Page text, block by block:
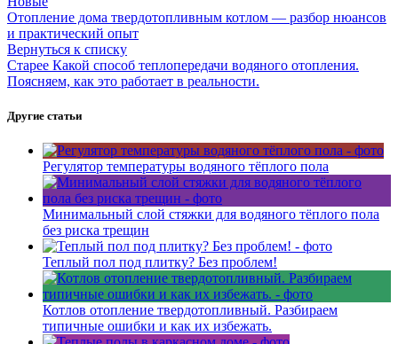
Отопление дома твердотопливным котлом — разбор нюансов
и практический опыт
Вернуться к списку
Старее Какой способ теплопередачи водяного отопления.
Поясняем, как это работает в реальности.
Другие статьи
Регулятор температуры водяного тёплого пола
Минимальный слой стяжки для водяного тёплого пола
без риска трещин
Теплый пол под плитку? Без проблем!
Котлов отопление твердотопливный. Разбираем
типичные ошибки и как их избежать.